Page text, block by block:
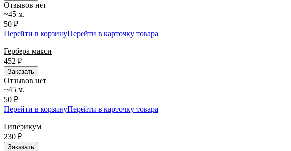
Отзывов нет
~45 м.
50 ₽
Перейти в корзинуПерейти в карточку товара
Гербера макси
452 ₽
Заказать
Отзывов нет
~45 м.
50 ₽
Перейти в корзинуПерейти в карточку товара
Гиперикум
230 ₽
Заказать